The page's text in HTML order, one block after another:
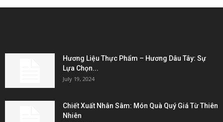
Hương Liệu Thực Phẩm – Hương Dâu Tây: Sự
Lựa Chọn...
July 19, 2024
Chiết Xuất Nhân Sâm: Món Quà Quý Giá Từ Thiên
Nhiên